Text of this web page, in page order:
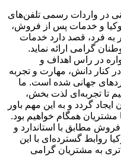
در واردات رسمی تلفن‌های
و خدمات پس از فروش،
به فرد، قصد دارد خدمات
گرامی ارائه نماید.
در راس اهداف و
کنار دانش، مهارت و تجربه
جهانی شده است. ما
تا تجربه‌ای لذت بخش،
گردد و به این مهم باور
مشتریان همگام خواهیم بود.
مطابق با استاندارد و
روابط گسترده‌ای با این
به مشتریان گرامی